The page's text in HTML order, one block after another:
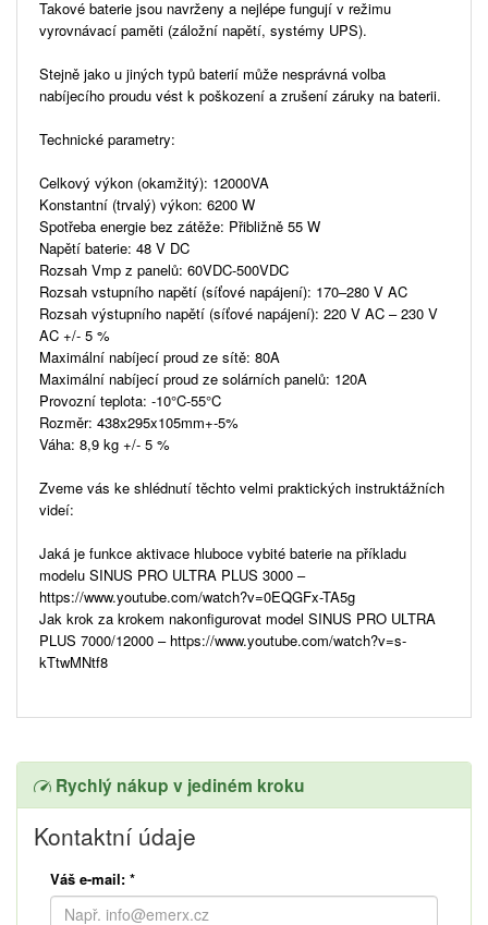
Takové baterie jsou navrženy a nejlépe fungují v režimu
vyrovnávací paměti (záložní napětí, systémy UPS).
Stejně jako u jiných typů baterií může nesprávná volba
nabíjecího proudu vést k poškození a zrušení záruky na baterii.
Technické parametry:
Celkový výkon (okamžitý): 12000VA
Konstantní (trvalý) výkon: 6200 W
Spotřeba energie bez zátěže: Přibližně 55 W
Napětí baterie: 48 V DC
Rozsah Vmp z panelů: 60VDC-500VDC
Rozsah vstupního napětí (síťové napájení): 170–280 V AC
Rozsah výstupního napětí (síťové napájení): 220 V AC – 230 V
AC +/- 5 %
Maximální nabíjecí proud ze sítě: 80A
Maximální nabíjecí proud ze solárních panelů: 120A
Provozní teplota: -10°C-55°C
Rozměr: 438x295x105mm+-5%
Váha: 8,9 kg +/- 5 %
Zveme vás ke shlédnutí těchto velmi praktických instruktážních
videí:
Jaká je funkce aktivace hluboce vybité baterie na příkladu
modelu SINUS PRO ULTRA PLUS 3000 –
https://www.youtube.com/watch?v=0EQGFx-TA5g
Jak krok za krokem nakonfigurovat model SINUS PRO ULTRA
PLUS 7000/12000 – https://www.youtube.com/watch?v=s-
kTtwMNtf8
Rychlý nákup v jediném kroku
Kontaktní údaje
Váš e-mail: *